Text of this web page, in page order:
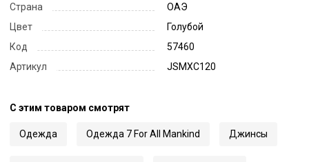
Страна
ОАЭ
Цвет
Голубой
Код
57460
Артикул
JSMXC120
С этим товаром смотрят
Одежда Одежда 7 For All Mankind Джинсы